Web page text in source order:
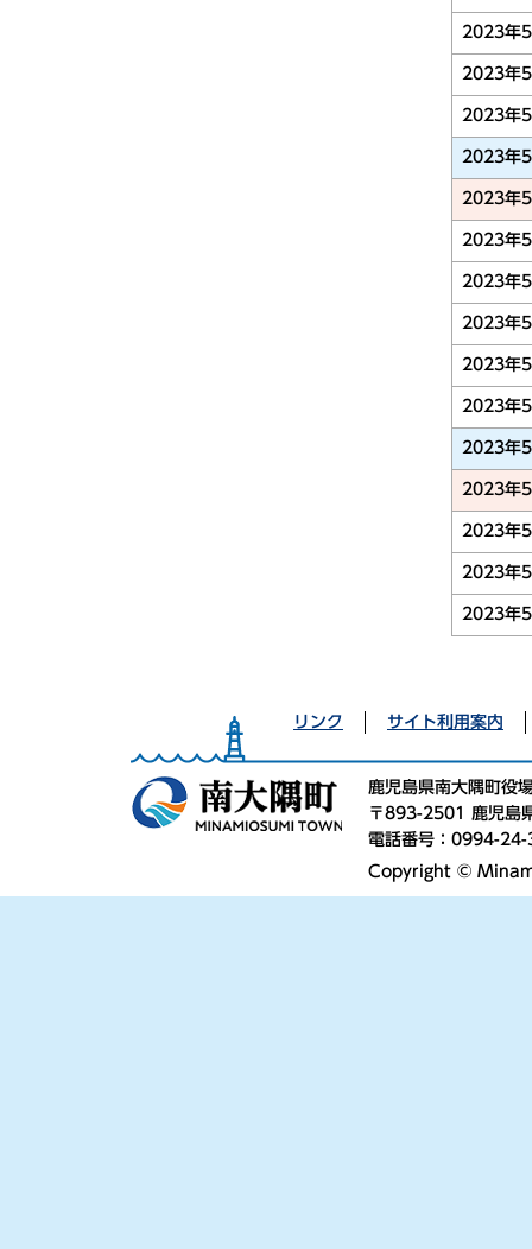
2023年
2023年
2023年
2023年
2023年
2023年
2023年
2023年
2023年
2023年
2023年
2023年
2023年
2023年
2023年
リンク サイト利用案内
鹿児島県南大隅町役
〒893-2501 鹿児島
電話番号：0994-
Copyright ©